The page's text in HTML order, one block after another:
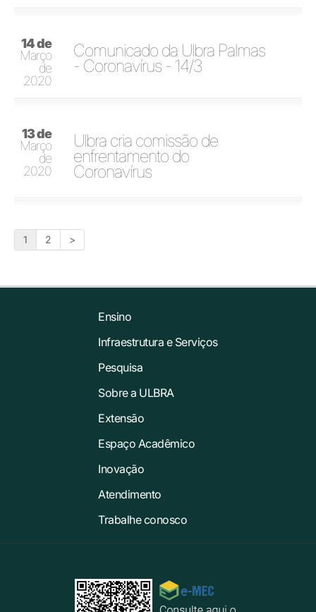
14 de
Março
de
2020
Comunicado da Ulbra Palmas
- Coronavírus - 14/3
13 de
Março
de
2020
Ulbra cria comissão de
enfrentamento do
Coronavírus
1 2 >
Ensino
Infraestrutura e Serviços
Pesquisa
Sobre a ULBRA
Extensão
Espaço Acadêmico
Inovação
Atendimento
Trabalhe conosco